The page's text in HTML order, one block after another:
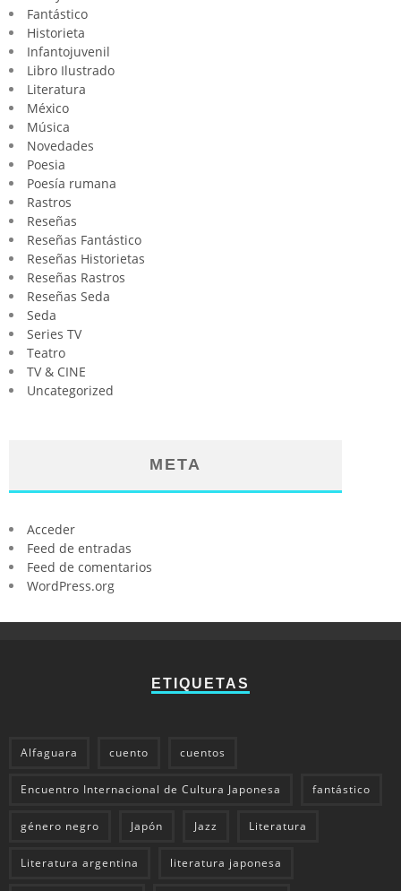
Fantástico
Historieta
Infantojuvenil
Libro Ilustrado
Literatura
México
Música
Novedades
Poesia
Poesía rumana
Rastros
Reseñas
Reseñas Fantástico
Reseñas Historietas
Reseñas Rastros
Reseñas Seda
Seda
Series TV
Teatro
TV & CINE
Uncategorized
META
Acceder
Feed de entradas
Feed de comentarios
WordPress.org
ETIQUETAS
Alfaguara cuento cuentos
Encuentro Internacional de Cultura Japonesa fantástico
género negro Japón Jazz Literatura
Literatura argentina literatura japonesa